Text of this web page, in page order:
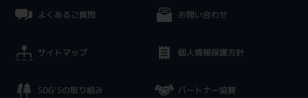
よくあるご質問
サイトマップ
SDG’Sの取り組み
お問い合わせ
個人情報保護方針
パートナー協賛